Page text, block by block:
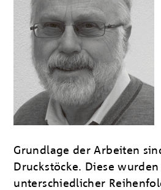
Grundlage der Arbeiten
Druckstöcke. Diese wurden
unterschiedlicher